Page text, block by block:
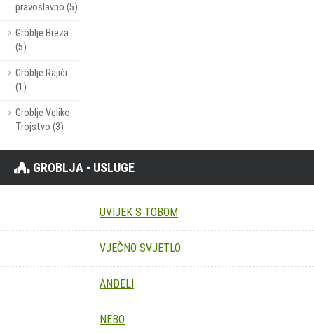
pravoslavno (5)
Groblje Breza
(5)
Groblje Rajići
(1)
Groblje Veliko
Trojstvo (3)
GROBLJA - USLUGE
UVIJEK S TOBOM
VJEČNO SVJETLO
ANĐELI
NEBO